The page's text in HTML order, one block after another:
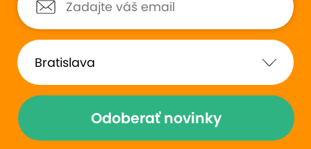
Odoberať novinky